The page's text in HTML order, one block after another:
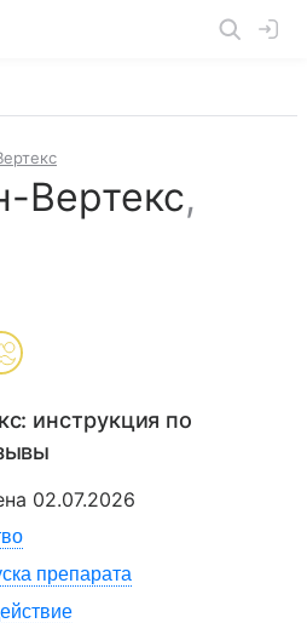
Вертекс,
: инструкция по
02.07.2026
препарата